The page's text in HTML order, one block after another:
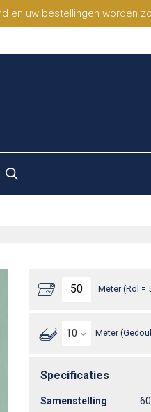
en uw bestellingen worden
Meter (Rol =
Meter
Specificaties
Samenstelling